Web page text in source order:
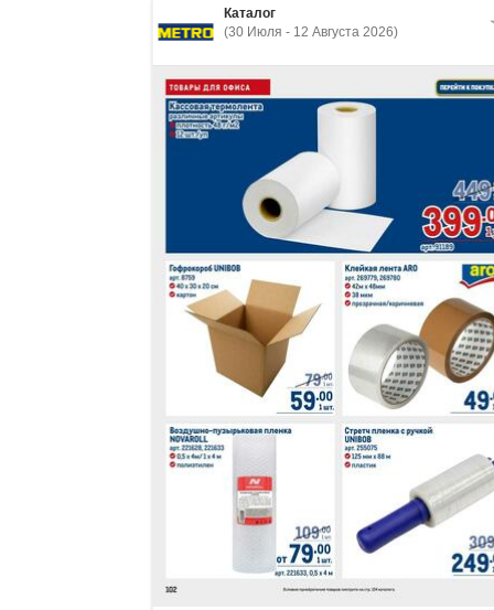
Каталог
(30 Июля - 12 Августа 2026)